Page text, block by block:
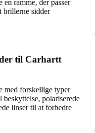
ramme, der passer
brillerne sidder
til Carhartt
med forskellige typer
polariserede
linser til at forbedre